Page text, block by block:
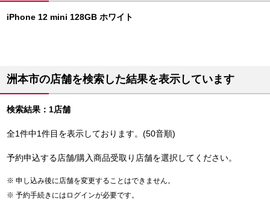
iPhone 12 mini 128GB ホワイト
洲本市の店舗を検索した結果を表示しています
検索結果：1店舗
全1件中1件目を表示しております。(50音順)
予約申込する店舗/購入商品受取り店舗を選択してください。
申し込み後に店舗を変更することはできません。
予約手続きにはログインが必要です。